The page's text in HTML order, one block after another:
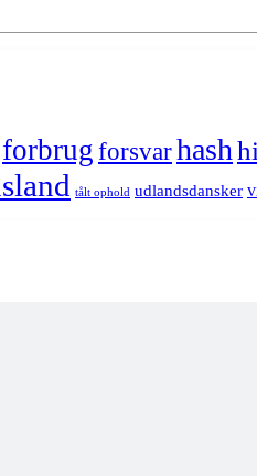
forbrugforsvarhash
tålt ophold udlandsdansker